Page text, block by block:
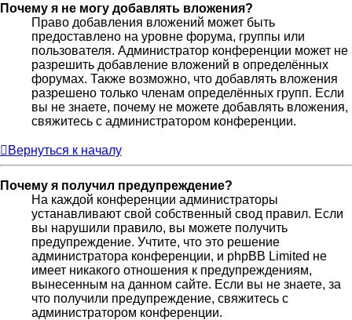
Почему я не могу добавлять вложения?
Право добавления вложений может быть
предоставлено на уровне форума, группы или
пользователя. Администратор конференции может не
разрешить добавление вложений в определённых
форумах. Также возможно, что добавлять вложения
разрешено только членам определённых групп. Если
вы не знаете, почему не можете добавлять вложения,
свяжитесь с администратором конференции.
Вернуться к началу
Почему я получил предупреждение?
На каждой конференции администраторы
устанавливают свой собственный свод правил. Если
вы нарушили правило, вы можете получить
предупреждение. Учтите, что это решение
администратора конференции, и phpBB Limited не
имеет никакого отношения к предупреждениям,
вынесенным на данном сайте. Если вы не знаете, за
что получили предупреждение, свяжитесь с
администратором конференции.